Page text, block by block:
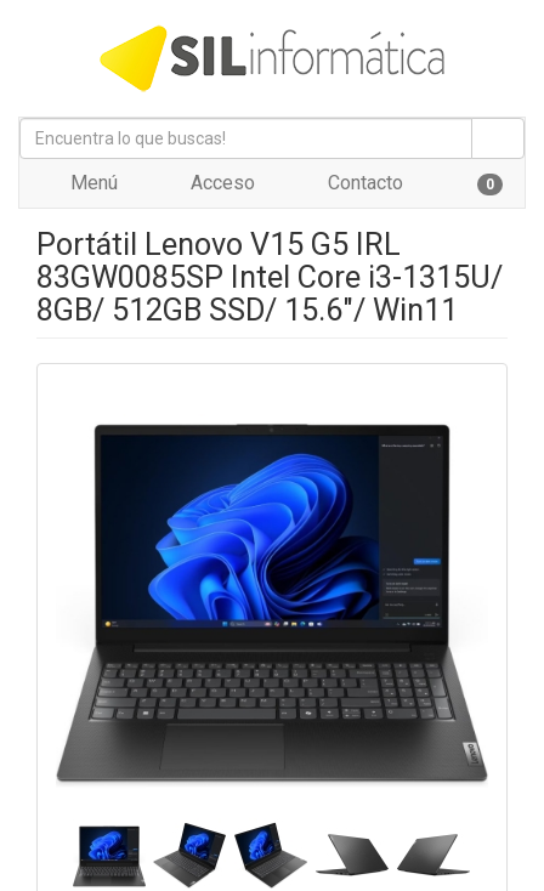
Menú Acceso Contacto 0
Portátil Lenovo V15 G5 IRL
83GW0085SP Intel Core i3-1315U/
8GB/ 512GB SSD/ 15.6"/ Win11